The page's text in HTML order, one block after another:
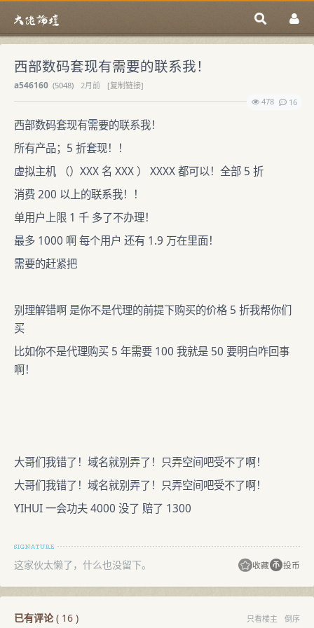
西部数码套现有需要的联系我！
a546160 (5048) 2月前
[复制链接]
478
16
西部数码套现有需要的联系我！
所有产品；5 折套现！！
虚拟主机 （）XXX 名 XXX ） XXXX 都可以！全部 5 折
消费 200 以上的联系我！！
单用户上限 1 千 多了不办理！
最多 1000 啊 每个用户 还有 1.9 万在里面！
需要的赶紧把
别理解错啊 是你不是代理的前提下购买的价格 5 折我帮你们
买
比如你不是代理购买 5 年需要 100 我就是 50 要明白咋回事
啊！
大哥们我错了！域名就别弄了！只弄空间吧受不了啊！
大哥们我错了！域名就别弄了！只弄空间吧受不了啊！
YIHUI 一会功夫 4000 没了 赔了 1300
这家伙太懒了，什么也没留下。 收藏 投币
已有评论( 16 ) 只看楼主 倒序